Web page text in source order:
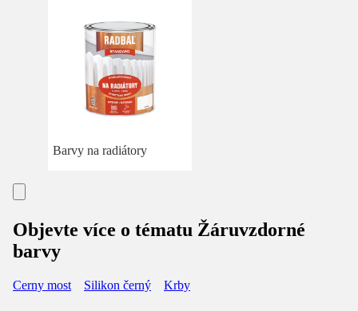
Barvy na radiátory
Objevte více o tématu Žáruvzdorné
barvy
Cerny most Silikon černý Krby